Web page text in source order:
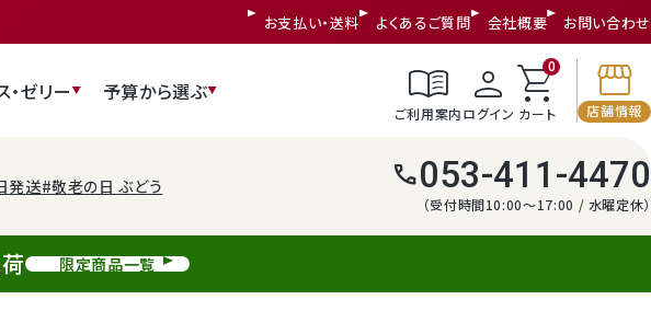
お支払い・送料 よくあるご質問 会社概要 お問い合わせ
・ゼリー 予算から選ぶ menu_book
ご利用案内
person
ログイン
shopping_cart
0
カート
storefront
店舗情報
発送#敬老の日 ぶどう call053-411-4470
（受付時間10:00～17:00 / 水曜定休）
限定商品一覧